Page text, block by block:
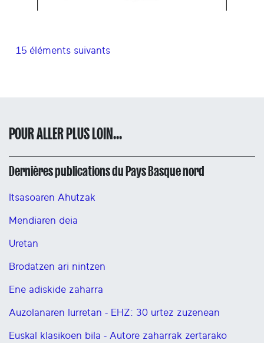
15 éléments suivants
POUR ALLER PLUS LOIN...
Dernières publications du Pays Basque nord
Itsasoaren Ahutzak
Mendiaren deia
Uretan
Brodatzen ari nintzen
Ene adiskide zaharra
Auzolanaren lurretan - EHZ: 30 urtez zuzenean
Euskal klasikoen bila - Autore zaharrak zertarako